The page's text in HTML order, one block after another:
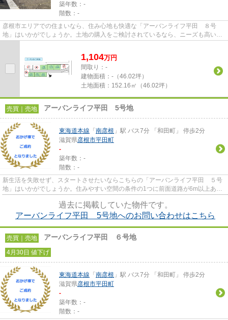
築年数：-
階数：-
彦根市エリアでの住まいなら、住み心地も快適な「アーバンライフ平田 ８号
地」はいかがでしょうか。土地の購入をご検討されているなら、ニーズも高いこ
1,104万円
間取り：-
建物面積： -（46.02坪）
土地面積： 152.16㎡（46.02坪）
売買｜売地 アーバンライフ平田 5号地
東海道本線 「 南彦根 」駅 バス7分 「和田町」 停歩2分
滋賀県彦根市平田町
-
築年数：-
階数：-
新生活を失敗せず、スタートさせたいならこちらの「アーバンライフ平田 ５号
地」はいかがでしょうか。住みやすい空間の条件の1つに前面道路が6m以上ある
過去に掲載していた物件です。
アーバンライフ平田 5号地へのお問い合わせはこちら
売買｜売地 アーバンライフ平田 ６号地
4月30日 値下げ
東海道本線 「 南彦根 」駅 バス7分 「和田町」 停歩2分
滋賀県彦根市平田町
-
築年数：-
階数：-